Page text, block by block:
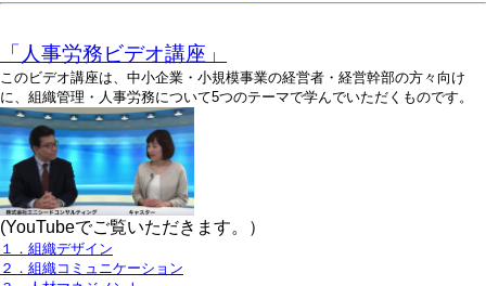
「人事労務ビデオ講座」
このビデオ講座は、中小企業・小規模事業の経営者・経営幹部の方々向け
に、組織管理・人事労務について5つのテーマで学んでいただくものです。
(YouTubeでご覧いただきます。）
１．組織デザイン
２．組織コミュニケーション